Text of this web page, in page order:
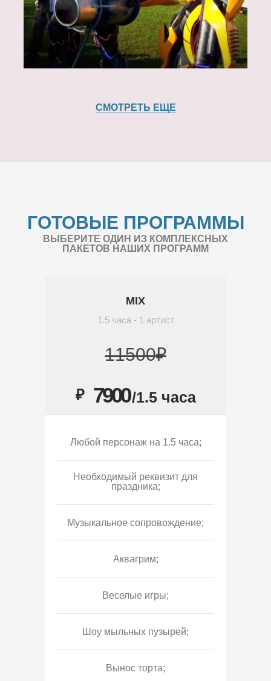
СМОТРЕТЬ ЕЩЕ
ГОТОВЫЕ ПРОГРАММЫ
ВЫБЕРИТЕ ОДИН ИЗ КОМПЛЕКСНЫХ
ПАКЕТОВ НАШИХ ПРОГРАММ
MIX
1.5 часа - 1 артист
11500₽
₽ 7900/1.5 часа
Любой персонаж на 1.5 часа;
Необходимый реквизит для
праздника;
Музыкальное сопровождение;
Аквагрим;
Веселые игры;
Шоу мыльных пузырей;
Вынос торта;